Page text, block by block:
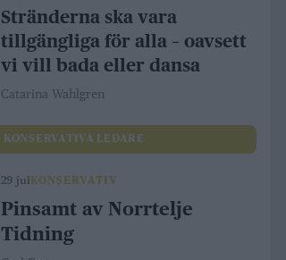
Stränderna ska vara
tillgängliga för alla – oavsett
vi vill bada eller dansa
Catarina Wahlgren
KONSERVATIVA LEDARE
29 jul KONSERVATIV
Pinsamt av Norrtelje
Tidning